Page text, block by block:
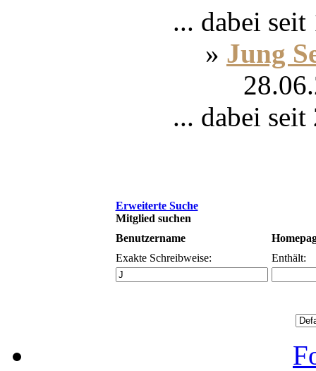
... dabei
» Jung
... dabei
Erweiterte Suche
Mitglied suchen
Benutzername
Exakte Schreibweise:
Enthält: